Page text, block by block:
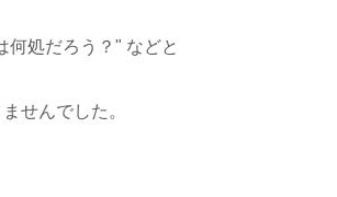
何処だろう？" などと
せんでした。